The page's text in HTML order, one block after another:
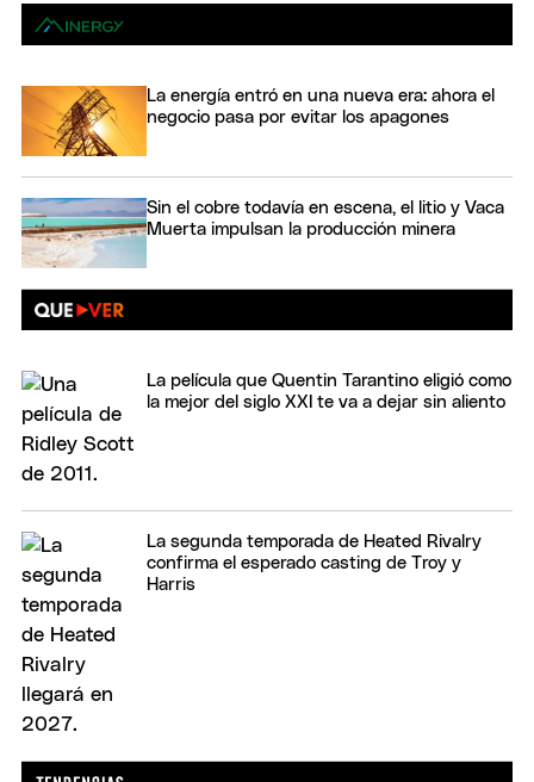
La energía entró en una nueva era: ahora el
negocio pasa por evitar los apagones
Sin el cobre todavía en escena, el litio y Vaca
Muerta impulsan la producción minera
La película que Quentin Tarantino eligió como
la mejor del siglo XXI te va a dejar sin aliento
La segunda temporada de Heated Rivalry
confirma el esperado casting de Troy y
Harris